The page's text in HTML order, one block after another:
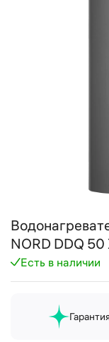
NORD DDQ 50
Есть в наличии